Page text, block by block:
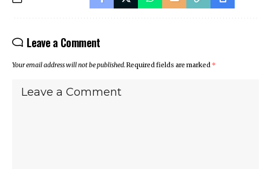
Leave a Comment
Your email address will not be published.Required fields are marked *